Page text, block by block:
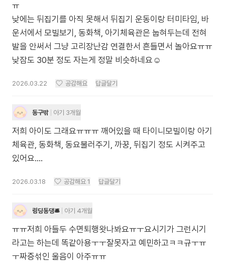
ㅠ
낮에는 뒤집기를 아직 못해서 뒤집기 운동이랑 터미타임, 바
운서에서 모빌보기, 동화책, 아기체육관은 눕혀두는데 전혀
발을 안써서 그냥 고리장난감 연결한서 흔들면서 놀아요ㅠㅠ
낮잠도 30분 정도 자는게 정말 비슷하네요☺️
2026.03.22 공감해요 답글달기
동구밖 아기 3개월
저희 아이도 그래요ㅠㅠㅠ 깨어있을 때 타이니모빌이랑 아기
체육관, 동화책, 동요불러주기, 까꿍, 뒤집기 정도 시켜주고
있어요....
2026.03.18 공감해요 1 답글달기
링딩동댕🛎 아기 4개월
ㅠㅠ저희 아들두 수면퇴행왓나봐요ㅠㅜ요시기가 그런시기
라고는 하는데 똑같아용ㅜㅜ잘못자고 예민하고ㅋㅋ규ㅜㅠ
ㅜ짜증섞인 울음이 아주ㅠㅠ